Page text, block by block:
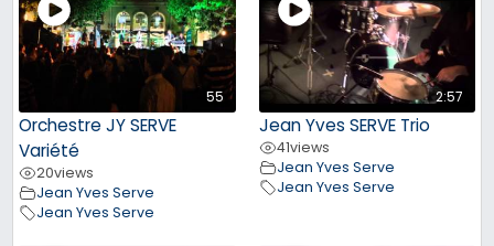
55
Orchestre JY SERVE
Variété
20views
Jean Yves Serve
Jean Yves Serve
2:57
Jean Yves SERVE Trio
41views
Jean Yves Serve
Jean Yves Serve